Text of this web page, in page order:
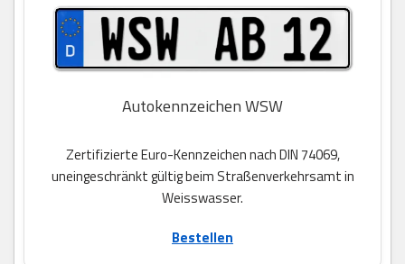
Autokennzeichen WSW
Zertifizierte Euro-Kennzeichen nach DIN 74069,
uneingeschränkt gültig beim Straßenverkehrsamt in
Weisswasser.
Bestellen